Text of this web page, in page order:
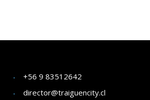
+56 9 83512642
director@traiguencity.cl